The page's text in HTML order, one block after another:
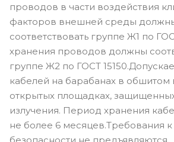
проводов в части воздействия
факторов внешней среды
соответствовать группе Ж1 по
хранения проводов должны
группе Ж2 по ГОСТ
кабелей на барабанах в обшитом
открытых площадках,
излучения. Период хранения
не более 6 месяцев.Требования